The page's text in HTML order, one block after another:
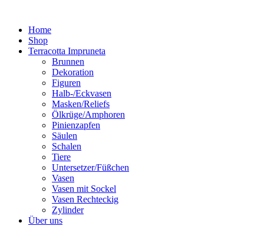
springenHome
Shop
Terracotta Impruneta
Brunnen
Dekoration
Figuren
Halb-/Eckvasen
Masken/Reliefs
Ölkrüge/Amphoren
Pinienzapfen
Säulen
Schalen
Tiere
Untersetzer/Füßchen
Vasen
Vasen mit Sockel
Vasen Rechteckig
Zylinder
Über uns